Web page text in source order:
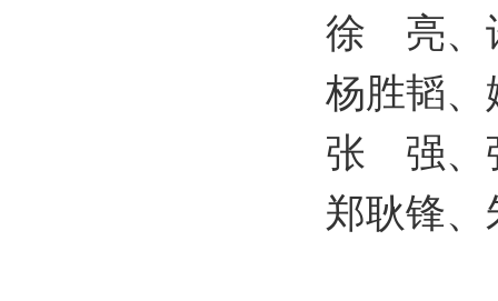
徐 亮、
杨胜韬
张 强、
郑耿锋